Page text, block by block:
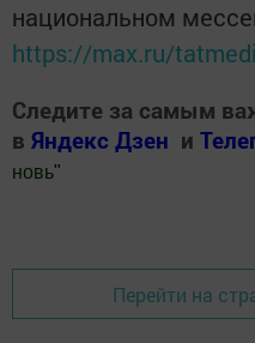
национальном
https://max.ru/
Следите за самым
в Яндекс Дзен и
новь"
Перейти на